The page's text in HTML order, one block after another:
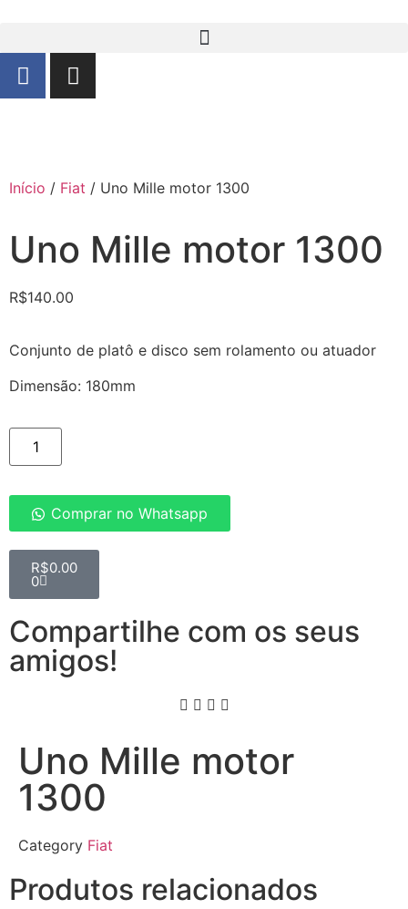
Início / Fiat / Uno Mille motor 1300
Uno Mille motor 1300
R$140.00
Conjunto de platô e disco sem rolamento ou atuador
Dimensão: 180mm
Comprar no Whatsapp
R$0.00
0
Compartilhe com os seus
amigos!
Uno Mille motor
1300
Category Fiat
Produtos relacionados